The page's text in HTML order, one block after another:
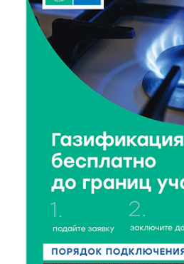
7 Авг 2026 14:31 88
От сортировки мусора до
Владимир Васильев посетил
7 Авг 2026 14:02 113
Владимир Васильев получил
кандидата в депутаты
7 Авг 2026 13:32 122
В Старице состоится
авиамоделей
7 Авг 2026 13:02
Как уберечься от клещей: